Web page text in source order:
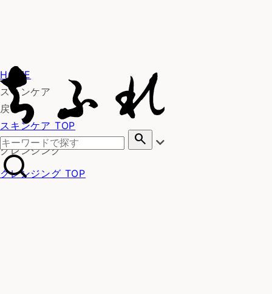
search
HOME
スキンケア
戻る
スキンケア TOP
クレンジング
クレンジング TOP